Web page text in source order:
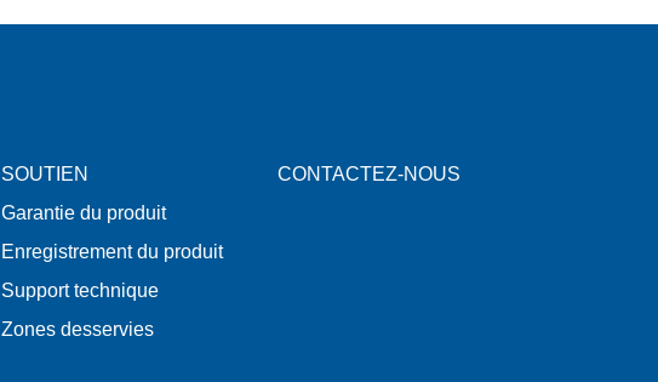
SOUTIEN
Garantie du produit
Enregistrement du produit
Support technique
Zones desservies
CONTACTEZ-NOUS